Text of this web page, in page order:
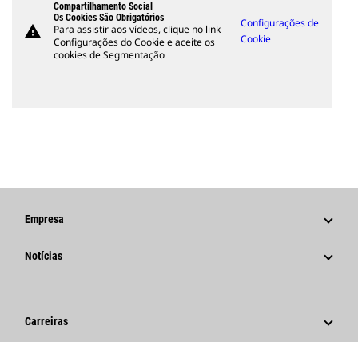
warning
Compartilhamento Social
Os Cookies São Obrigatórios
Para assistir aos vídeos, clique no link
Configurações do Cookie e aceite os
cookies de Segmentação
Configurações de
Cookie
Empresa
Estratégia
Notícias
Comunicados À Imprensa Corporativos
Carreiras